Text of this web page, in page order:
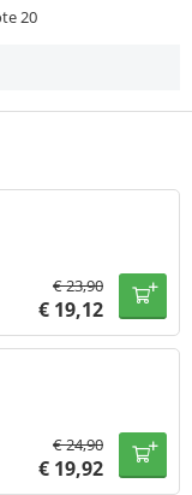
20
€23,90
€ 19,12
€24,90
€ 19,92